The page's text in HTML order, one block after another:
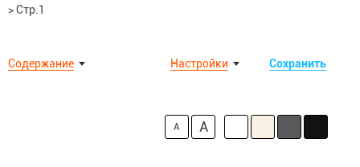
>Стр.1
Содержание Сохранить
Настройки
A A